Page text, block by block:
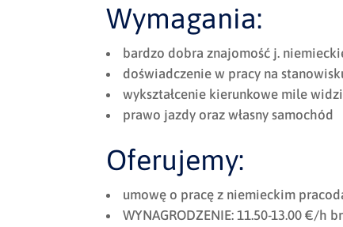
Wymagania:
bardzo dobra znajomość j.
doświadczenie w pracy na
wykształcenie kierunkowe mile
prawo jazdy oraz własny samochód
Oferujemy:
umowę o pracę z niemieckim
WYNAGRODZENIE: 11.50-13.00 €/h